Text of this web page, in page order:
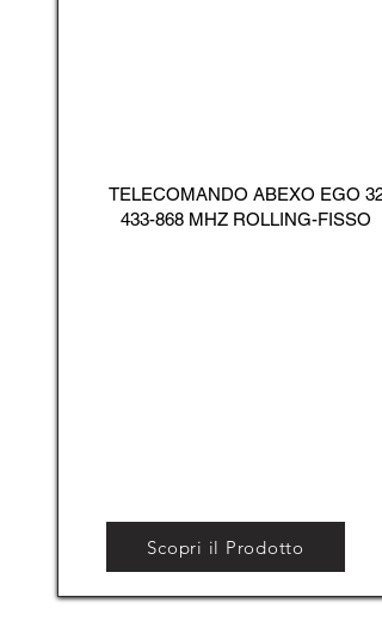
TELECOMANDO ABEXO EGO 32
433-868 MHZ ROLLING-FISSO
Scopri il Prodotto